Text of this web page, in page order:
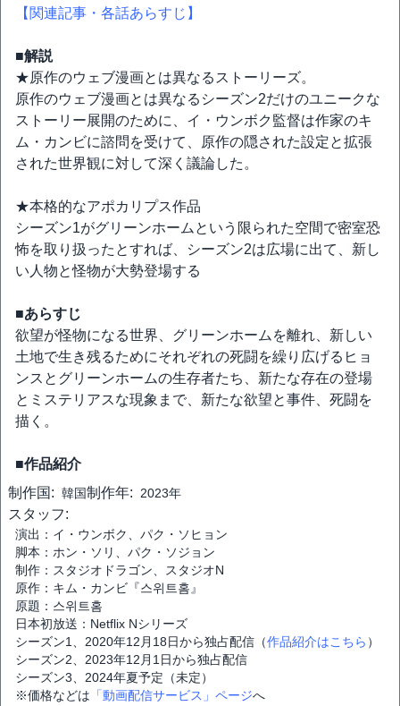
【関連記事・各話あらすじ】
■解説
★原作のウェブ漫画とは異なるストーリーズ。
原作のウェブ漫画とは異なるシーズン2だけのユニークな
ストーリー展開のために、イ・ウンボク監督は作家のキ
ム・カンビに諮問を受けて、原作の隠された設定と拡張
された世界観に対して深く議論した。
★本格的なアポカリプス作品
シーズン1がグリーンホームという限られた空間で密室恐
怖を取り扱ったとすれば、シーズン2は広場に出て、新し
い人物と怪物が大勢登場する
■あらすじ
欲望が怪物になる世界、グリーンホームを離れ、新しい
土地で生き残るためにそれぞれの死闘を繰り広げるヒョ
ンスとグリーンホームの生存者たち、新たな存在の登場
とミステリアスな現象まで、新たな欲望と事件、死闘を
描く。
■作品紹介
制作国: 韓国制作年: 2023年
スタッフ:
演出：イ・ウンボク、パク・ソヒョン
脚本：ホン・ソリ、パク・ソジョン
制作：スタジオドラゴン、スタジオN
原作：キム・カンビ『스위트홈』
原題：스위트홈
日本初放送：Netflix Nシリーズ
シーズン1、2020年12月18日から独占配信（作品紹介はこちら ）
シーズン2、2023年12月1日から独占配信
シーズン3、2024年夏予定（未定）
※価格などは 「動画配信サービス」ページへ